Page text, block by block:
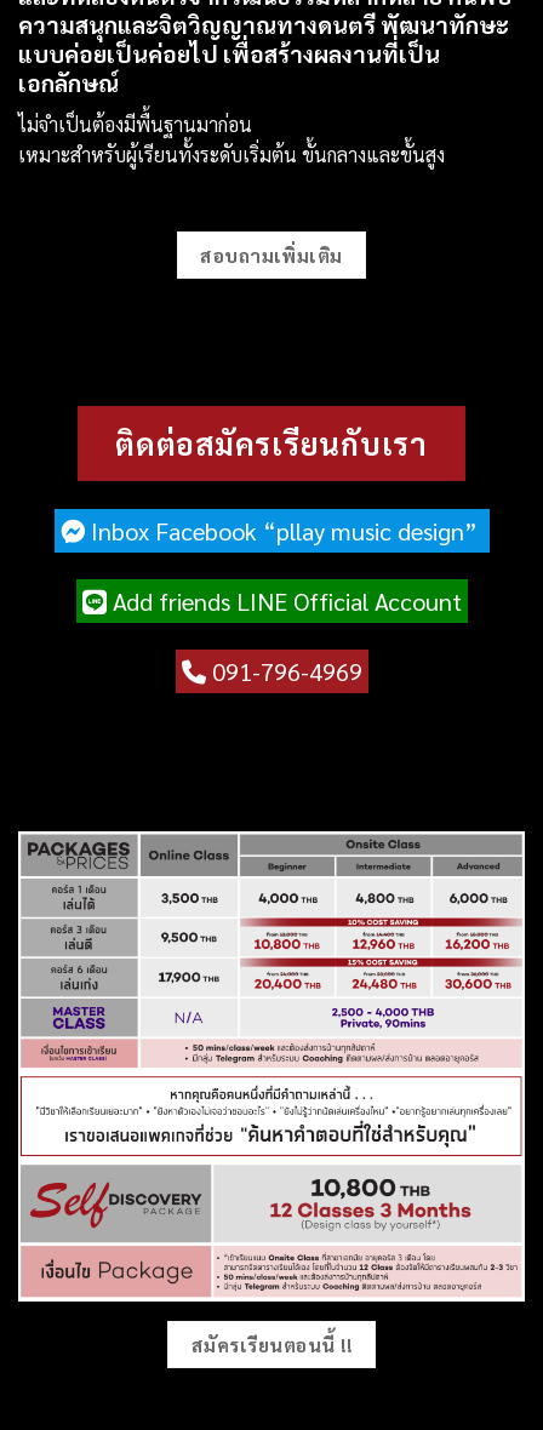
ความสนุกและจิตวิญญาณทางดนตรี พัฒนาทักษะ
แบบค่อยเป็นค่อยไป เพื่อสร้างผลงานที่เป็น
เอกลักษณ์
ไม่จำเป็นต้องมีพื้นฐานมาก่อน
เหมาะสำหรับผู้เรียนทั้งระดับเริ่มต้น ขั้นกลางและขั้นสูง
สอบถามเพิ่มเติม
ติดต่อสมัครเรียนกับเรา
Inbox Facebook “pllay music design”
Add friends LINE Official Account
091-796-4969
สมัครเรียนตอนนี้ !!